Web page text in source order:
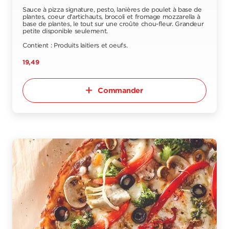
Sauce à pizza signature, pesto, lanières de poulet à base de
plantes, coeur d'artichauts, brocoli et fromage mozzarella à
base de plantes, le tout sur une croûte chou-fleur. Grandeur
petite disponible seulement.
Contient : Produits laitiers et oeufs.
19,49
Commander